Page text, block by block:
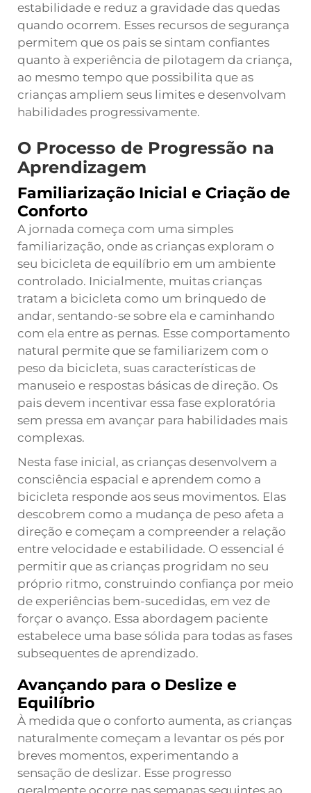
estabilidade e reduz a gravidade das quedas
quando ocorrem. Esses recursos de segurança
permitem que os pais se sintam confiantes
quanto à experiência de pilotagem da criança,
ao mesmo tempo que possibilita que as
crianças ampliem seus limites e desenvolvam
habilidades progressivamente.
O Processo de Progressão na
Aprendizagem
Familiarização Inicial e Criação de
Conforto
A jornada começa com uma simples
familiarização, onde as crianças exploram o
seu bicicleta de equilíbrio em um ambiente
controlado. Inicialmente, muitas crianças
tratam a bicicleta como um brinquedo de
andar, sentando-se sobre ela e caminhando
com ela entre as pernas. Esse comportamento
natural permite que se familiarizem com o
peso da bicicleta, suas características de
manuseio e respostas básicas de direção. Os
pais devem incentivar essa fase exploratória
sem pressa em avançar para habilidades mais
complexas.
Nesta fase inicial, as crianças desenvolvem a
consciência espacial e aprendem como a
bicicleta responde aos seus movimentos. Elas
descobrem como a mudança de peso afeta a
direção e começam a compreender a relação
entre velocidade e estabilidade. O essencial é
permitir que as crianças progridam no seu
próprio ritmo, construindo confiança por meio
de experiências bem-sucedidas, em vez de
forçar o avanço. Essa abordagem paciente
estabelece uma base sólida para todas as fases
subsequentes de aprendizado.
Avançando para o Deslize e
Equilíbrio
À medida que o conforto aumenta, as crianças
naturalmente começam a levantar os pés por
breves momentos, experimentando a
sensação de deslizar. Esse progresso